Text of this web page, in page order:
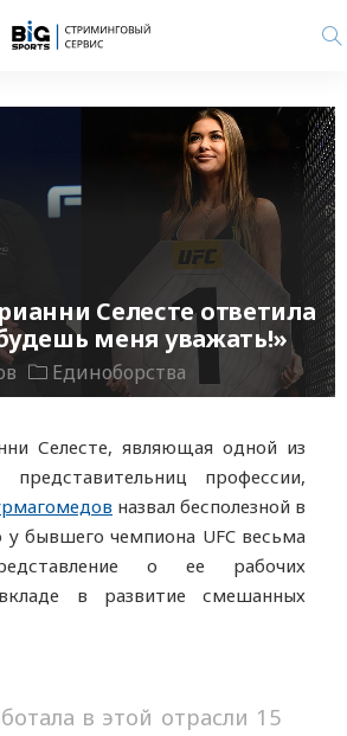
Селесте ответила
меня уважать!»
Единоборства
Селесте, являющая одной из
профессии,
назвал бесполезной в
бывшего чемпиона UFC весьма
о ее рабочих
в развитие смешанных
в этой отрасли 15